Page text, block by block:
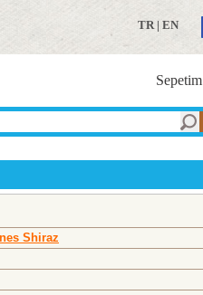
TR| EN
Sepetim
Shiraz